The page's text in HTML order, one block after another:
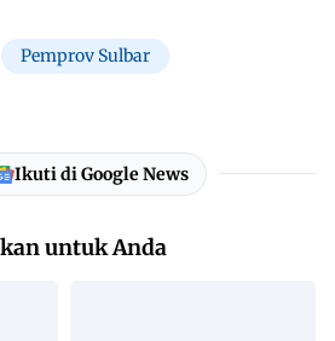
Pemprov Sulbar
Ikuti di Google News
untuk Anda